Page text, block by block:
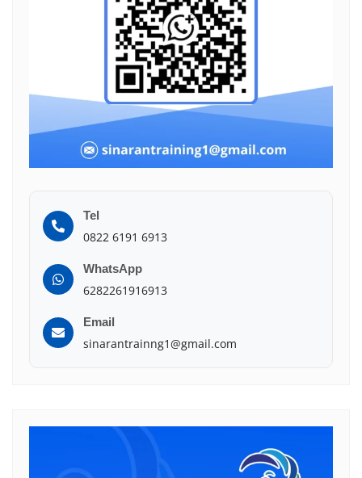
Tel
0822 6191 6913
WhatsApp
6282261916913
Email
sinarantrainng1@gmail.com